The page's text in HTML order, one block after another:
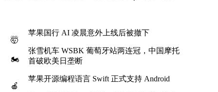
🤯
苹果国行 AI 凌晨意外上线后被撤下
🏍
张雪机车 WSBK 葡萄牙站两连冠，中国摩托
首破欧美日垄断
🍎
苹果开源编程语言 Swift 正式支持 Android